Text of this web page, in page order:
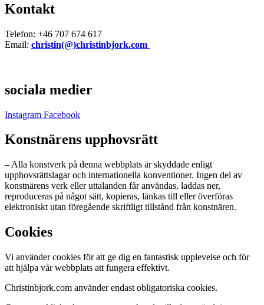
Kontakt
Telefon: +46 707 674 617
Email: christin(@)christinbjork.com
sociala medier
Instagram Facebook
Konstnärens upphovsrätt
– Alla konstverk på denna webbplats är skyddade enligt
upphovsrättslagar och internationella konventioner. Ingen del av
konstnärens verk eller uttalanden får användas, laddas ner,
reproduceras på något sätt, kopieras, länkas till eller överföras
elektroniskt utan föregående skriftligt tillstånd från konstnären.
Cookies
Vi använder cookies för att ge dig en fantastisk upplevelse och för
att hjälpa vår webbplats att fungera effektivt.
Christinbjork.com använder endast obligatoriska cookies.